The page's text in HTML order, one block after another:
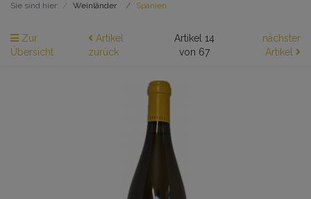
Sie sind hier: Weinländer Spanien
Zur
Übersicht
Artikel
zurück
Artikel 14
von 67
nächster
Artikel